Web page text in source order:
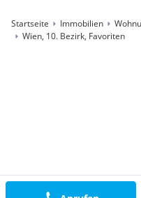
Startseite Immobilien
Wien, 10. Bezirk, Favoriten